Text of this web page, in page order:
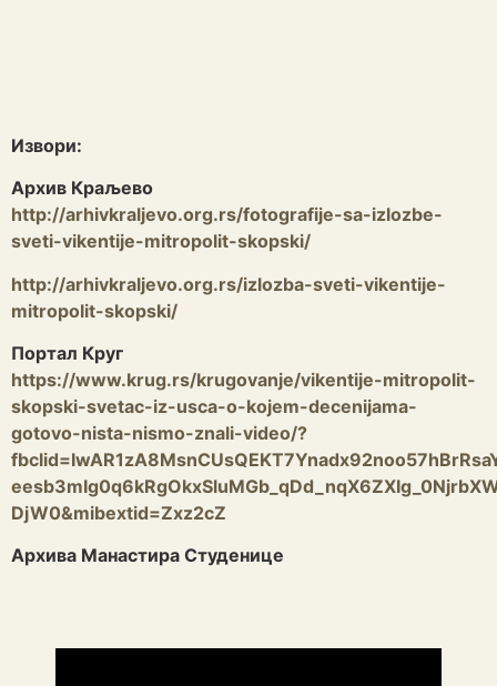
Извори:
Архив Краљево
http://arhivkraljevo.org.rs/fotografije-sa-izlozbe-
sveti-vikentije-mitropolit-skopski/
http://arhivkraljevo.org.rs/izlozba-sveti-vikentije-
mitropolit-skopski/
Портал Круг
https://www.krug.rs/krugovanje/vikentije-mitropolit-
skopski-svetac-iz-usca-o-kojem-decenijama-
gotovo-nista-nismo-znali-video/?
DjW0&mibextid=Zxz2cZ
Архива Манастира Студенице